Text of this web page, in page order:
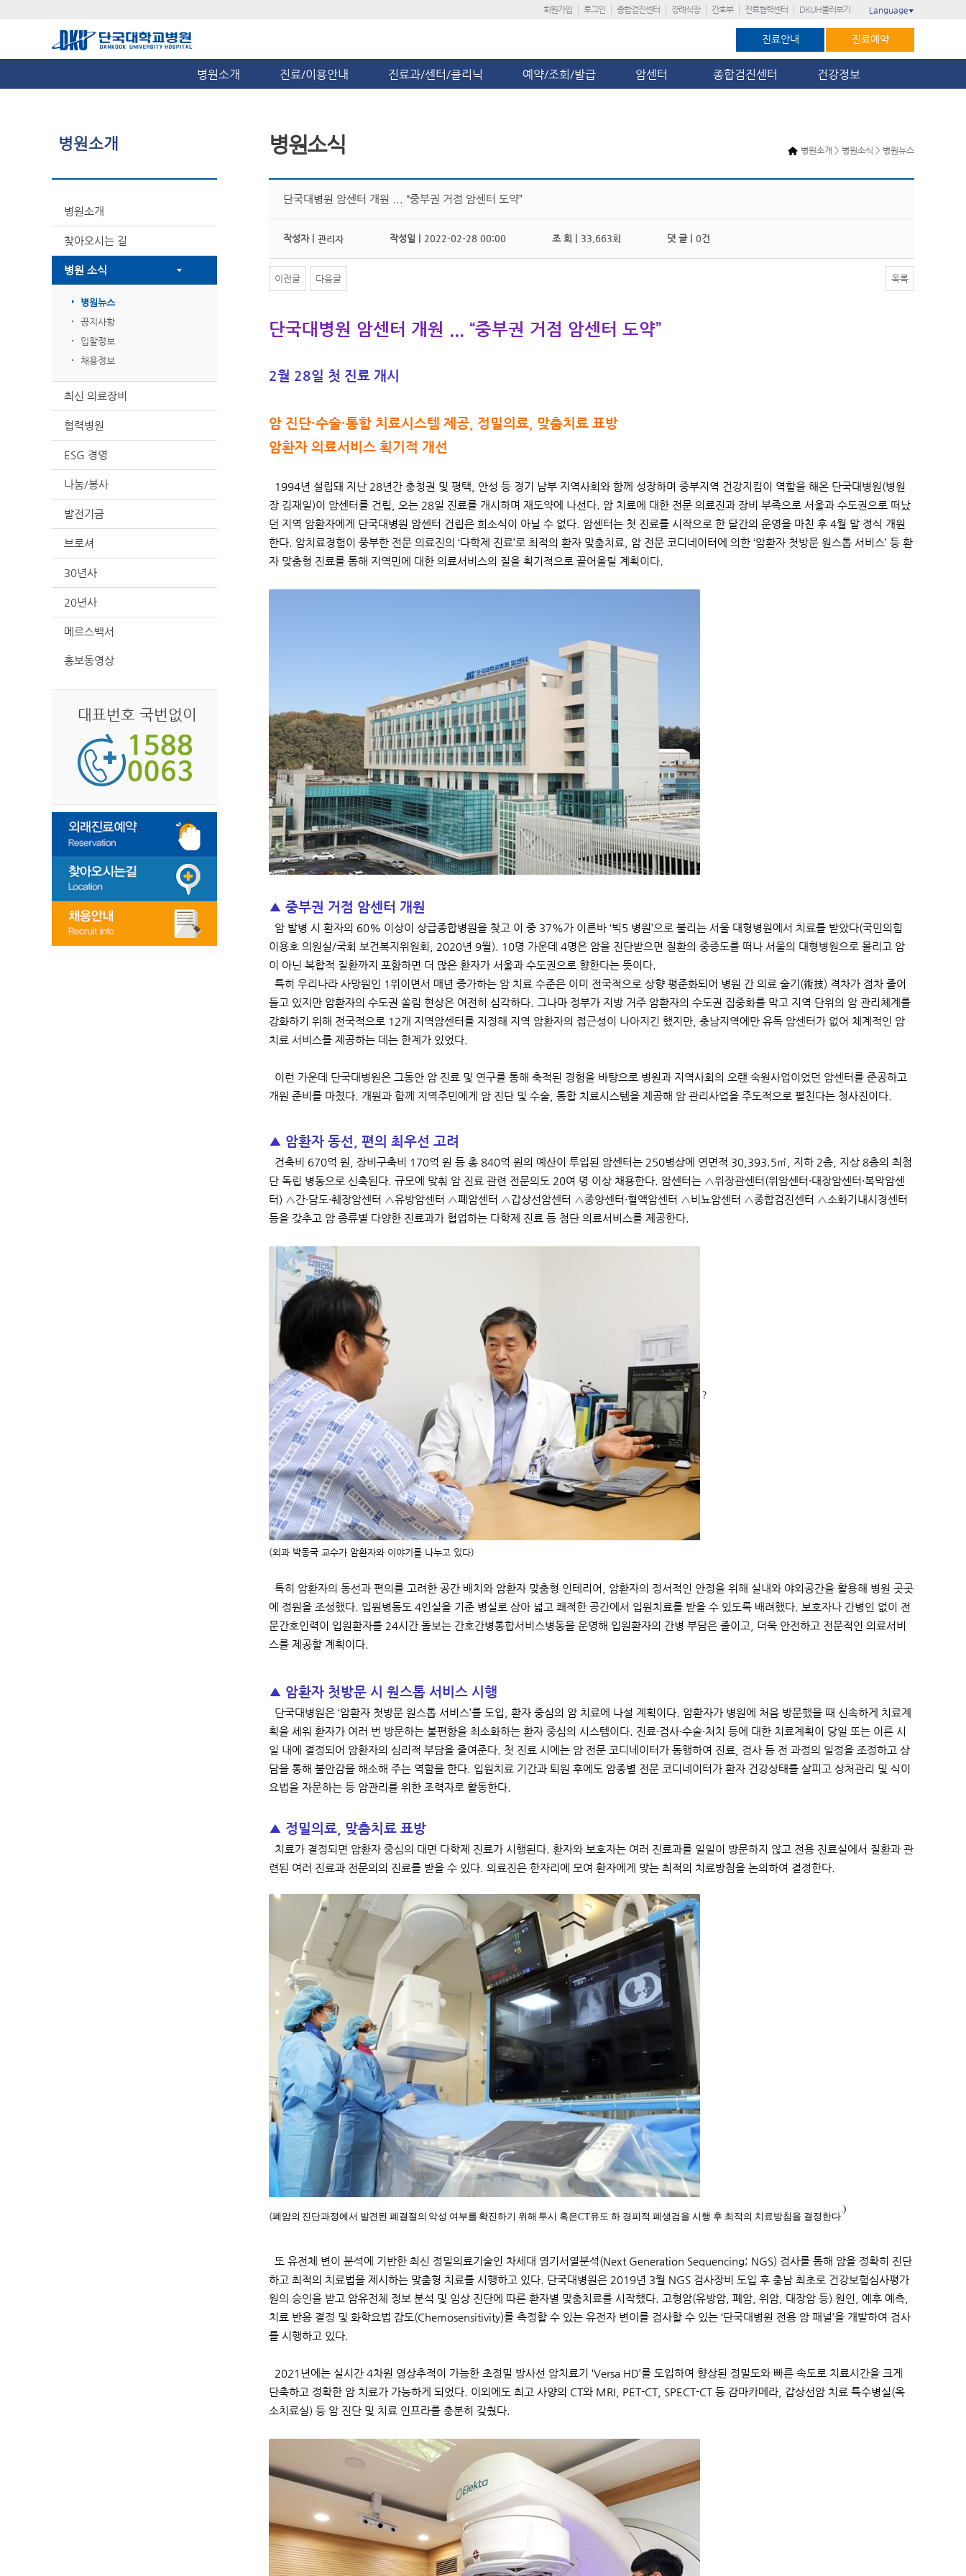
회원가입 로그인 종합검진센터 장례식장 간호부 진료협력센터 DKUH둘러보기 Language ▼
진료안내 진료예약
병원소개 진료/이용안내 진료과/센터/클리닉 예약/조회/발급 암센터 종합검진센터 건강정보
병원소개
병원소개
찾아오시는 길
병원 소식
병원뉴스
공지사항
입찰정보
채용정보
최신 의료장비
협력병원
ESG 경영
나눔/봉사
발전기금
브로셔
30년사
20년사
메르스백서
홍보동영상
대표번호 국번없이
병원소개 > 병원소식 > 병원뉴스
병원소식
단국대병원 암센터 개원 ... “중부권 거점 암센터 도약”
작성자 | 관리자 작성일 | 2022-02-28 00:00 조 회 | 33,663회 댓 글 | 0건
이전글 다음글 목록
단국대병원 암센터 개원 ... “중부권 거점 암센터 도약”
2월 28일 첫 진료 개시
암 진단·수술·통합 치료시스템 제공, 정밀의료, 맞춤치료 표방
암환자 의료서비스 획기적 개선
1994년 설립돼 지난 28년간 충청권 및 평택, 안성 등 경기 남부 지역사회와 함께 성장하며 중부지역 건강지킴이 역할을 해온 단국대병원(병원
장 김재일)이 암센터를 건립, 오는 28일 진료를 개시하며 재도약에 나선다. 암 치료에 대한 전문 의료진과 장비 부족으로 서울과 수도권으로 떠났
던 지역 암환자에게 단국대병원 암센터 건립은 희소식이 아닐 수 없다. 암센터는 첫 진료를 시작으로 한 달간의 운영을 마친 후 4월 말 정식 개원
한다. 암치료경험이 풍부한 전문 의료진의 ‘다학제 진료’로 최적의 환자 맞춤치료, 암 전문 코디네이터에 의한 ‘암환자 첫방문 원스톱 서비스’ 등 환
자 맞춤형 진료를 통해 지역민에 대한 의료서비스의 질을 획기적으로 끌어올릴 계획이다.
▲ 중부권 거점 암센터 개원
암 발병 시 환자의 60% 이상이 상급종합병원을 찾고 이 중 37%가 이른바 ‘빅5 병원’으로 불리는 서울 대형병원에서 치료를 받았다(국민의힘
이용호 의원실/국회 보건복지위원회, 2020년 9월). 10명 가운데 4명은 암을 진단받으면 질환의 중증도를 떠나 서울의 대형병원으로 몰리고 암
이 아닌 복합적 질환까지 포함하면 더 많은 환자가 서울과 수도권으로 향한다는 뜻이다.
특히 우리나라 사망원인 1위이면서 매년 증가하는 암 치료 수준은 이미 전국적으로 상향 평준화되어 병원 간 의료 술기(術技) 격차가 점차 줄어
들고 있지만 암환자의 수도권 쏠림 현상은 여전히 심각하다. 그나마 정부가 지방 거주 암환자의 수도권 집중화를 막고 지역 단위의 암 관리체계를
강화하기 위해 전국적으로 12개 지역암센터를 지정해 지역 암환자의 접근성이 나아지긴 했지만, 충남지역에만 유독 암센터가 없어 체계적인 암
치료 서비스를 제공하는 데는 한계가 있었다.
이런 가운데 단국대병원은 그동안 암 진료 및 연구를 통해 축적된 경험을 바탕으로 병원과 지역사회의 오랜 숙원사업이었던 암센터를 준공하고
개원 준비를 마쳤다. 개원과 함께 지역주민에게 암 진단 및 수술, 통합 치료시스템을 제공해 암 관리사업을 주도적으로 펼친다는 청사진이다.
▲ 암환자 동선, 편의 최우선 고려
건축비 670억 원, 장비구축비 170억 원 등 총 840억 원의 예산이 투입된 암센터는 250병상에 연면적 30,393.5㎡, 지하 2층, 지상 8층의 최첨
단 독립 병동으로 신축된다. 규모에 맞춰 암 진료 관련 전문의도 20여 명 이상 채용한다. 암센터는 △위장관센터(위암센터·대장암센터·복막암센
터) △간·담도·췌장암센터 △유방암센터 △폐암센터 △갑상선암센터 △종양센터·혈액암센터 △비뇨암센터 △종합검진센터 △소화기내시경센터
등을 갖추고 암 종류별 다양한 진료과가 협업하는 다학제 진료 등 첨단 의료서비스를 제공한다.
？
(외과 박동국 교수가 암환자와 이야기를 나누고 있다)
특히 암환자의 동선과 편의를 고려한 공간 배치와 암환자 맞춤형 인테리어, 암환자의 정서적인 안정을 위해 실내와 야외공간을 활용해 병원 곳곳
에 정원을 조성했다. 입원병동도 4인실을 기준 병실로 삼아 넓고 쾌적한 공간에서 입원치료를 받을 수 있도록 배려했다. 보호자나 간병인 없이 전
문간호인력이 입원환자를 24시간 돌보는 간호간병통합서비스병동을 운영해 입원환자의 간병 부담은 줄이고, 더욱 안전하고 전문적인 의료서비
스를 제공할 계획이다.
▲ 암환자 첫방문 시 원스톱 서비스 시행
단국대병원은 ‘암환자 첫방문 원스톱 서비스’를 도입, 환자 중심의 암 치료에 나설 계획이다. 암환자가 병원에 처음 방문했을 때 신속하게 치료계
획을 세워 환자가 여러 번 방문하는 불편함을 최소화하는 환자 중심의 시스템이다. 진료·검사·수술·처치 등에 대한 치료계획이 당일 또는 이른 시
일 내에 결정되어 암환자의 심리적 부담을 줄여준다. 첫 진료 시에는 암 전문 코디네이터가 동행하여 진료, 검사 등 전 과정의 일정을 조정하고 상
담을 통해 불안감을 해소해 주는 역할을 한다. 입원치료 기간과 퇴원 후에도 암종별 전문 코디네이터가 환자 건강상태를 살피고 상처관리 및 식이
요법을 자문하는 등 암관리를 위한 조력자로 활동한다.
▲ 정밀의료, 맞춤치료 표방
치료가 결정되면 암환자 중심의 대면 다학제 진료가 시행된다. 환자와 보호자는 여러 진료과를 일일이 방문하지 않고 전용 진료실에서 질환과 관
련된 여러 진료과 전문의의 진료를 받을 수 있다. 의료진은 한자리에 모여 환자에게 맞는 최적의 치료방침을 논의하여 결정한다.
(폐암의 진단과정에서 발견된 폐결절의 악성 여부를 확진하기 위해 투시 혹은CT유도 하 경피적 폐생검을 시행 후 최적의 치료방침을 결정한다
)
또 유전체 변이 분석에 기반한 최신 정밀의료기술인 차세대 염기서열분석(Next Generation Sequencing; NGS) 검사를 통해 암을 정확히 진단
하고 최적의 치료법을 제시하는 맞춤형 치료를 시행하고 있다. 단국대병원은 2019년 3월 NGS 검사장비 도입 후 충남 최초로 건강보험심사평가
원의 승인을 받고 암유전체 정보 분석 및 임상 진단에 따른 환자별 맞춤치료를 시작했다. 고형암(유방암, 폐암, 위암, 대장암 등) 원인, 예후 예측,
치료 반응 결정 및 화학요법 감도(Chemosensitivity)를 측정할 수 있는 유전자 변이를 검사할 수 있는 ‘단국대병원 전용 암 패널’을 개발하여 검사
를 시행하고 있다.
2021년에는 실시간 4차원 영상추적이 가능한 초정밀 방사선 암치료기 ‘Versa HD’를 도입하여 향상된 정밀도와 빠른 속도로 치료시간을 크게
단축하고 정확한 암 치료가 가능하게 되었다. 이외에도 최고 사양의 CT와 MRI, PET-CT, SPECT-CT 등 감마카메라, 갑상선암 치료 특수병실(옥
소치료실) 등 암 진단 및 치료 인프라를 충분히 갖췄다.